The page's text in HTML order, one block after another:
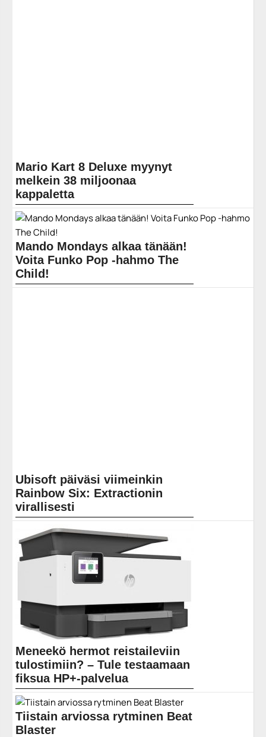
Mario Kart 8 Deluxe myynyt
melkein 38 miljoonaa
kappaletta
Mario Kart 8 Deluxe julkaistiin keväällä 2017 Nintendo
Switchille, ja hyvin nopeasti se kohosi yhdeksi laitteen
pakko-ostoksista. Nintendo on nyt kertonut
talouslukujaan,... Lue koko artikkeli:
https://www.gamereactor.fi/uutiset/872863/Mario+Kart+8...
Yleinen
Mando Mondays alkaa tänään!
Voita Funko Pop -hahmo The
Child!
Ubisoft päiväsi viimeinkin
Rainbow Six: Extractionin
virallisesti
Muutama kuukausi sitten Rainbow Six: Extraction
lykättiin tammikuuhun 2022 saakka. Tuolloin ei
kuitenkaan saatu sitä aivan virallista kiveen hakattua
ilmoitusta, mutta... Lue koko artikkeli:
https://www.gamereactor.fi/uutiset/901103/Ubisoft+paivasi...
Meneekö hermot reistaileviin
tulostimiin? – Tule testaamaan
fiksua HP+-palvelua
Kuluttajille ja pienyrittäjille tarkoitettu HP+-palvelu
tekee tulostamisesta helpompaa,...
HP
Tiistain arviossa rytminen Beat
Blaster